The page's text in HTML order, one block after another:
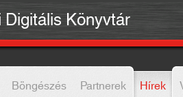
Könyvtár
Böngészés Partnerek Hírek